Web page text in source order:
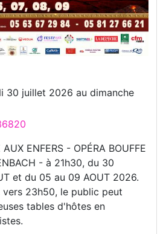
30 juillet 2026 au dimanche
ENFERS - OPÉRA BOUFFE
- à 21h30, du 30
et du 05 au 09 AOUT 2026.
23h50, le public peut
tables d'hôtes en